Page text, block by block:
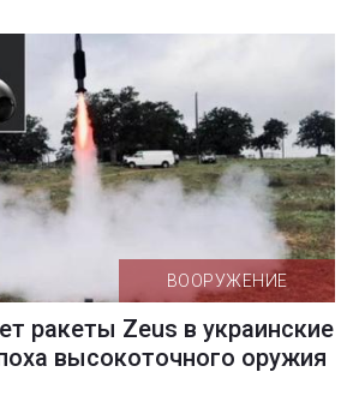
ВООРУЖЕНИЕ
ракеты Zeus в украинские
высокоточного оружия